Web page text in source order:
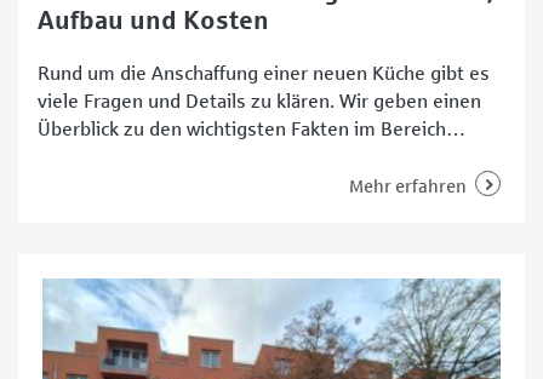
Aufbau und Kosten
Rund um die Anschaffung einer neuen Küche gibt es
viele Fragen und Details zu klären. Wir geben einen
Überblick zu den wichtigsten Fakten im Bereich
neue Küche zu kaufen? Je nach Pflege und Nutzung
Mehr erfahren